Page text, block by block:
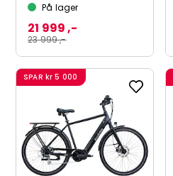
På lager
23 999 ,-
21 999 ,-
SPAR kr 5 000